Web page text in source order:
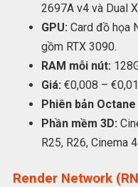
2697A v4 và Dual
GPU: Card đồ họa
gồm RTX 3090.
RAM mỗi nút:
Giá: €0,008 –
Phiên bản
Phần mềm 3D:
R25, R26, Cinema
Render Network